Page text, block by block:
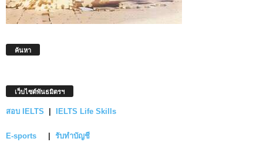
ค้นหา
เว็บไซต์พันธมิตรฯ
สอบ IELTS IELTS Life Skills
E-sports รับทำบัญชี